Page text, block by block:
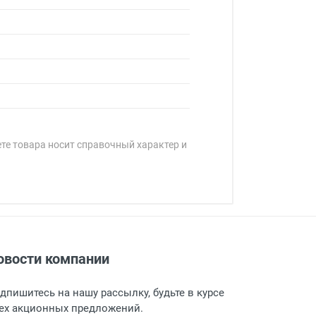
товара носит справочный характер и
г. Москва, Переведеновский
о поступлении товара.
компании
на нашу рассылку, будьте в курсе
акционных предложений.